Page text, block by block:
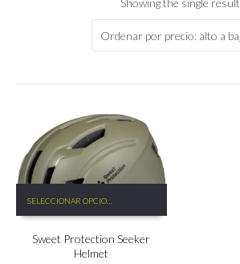
Showing the single result
SELECCIONAR OPCIONES
producto
múltiples
Sweet Protection Seeker
Helmet